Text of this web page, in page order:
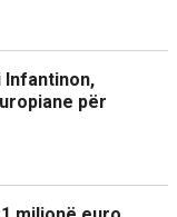
Infantinon,
për